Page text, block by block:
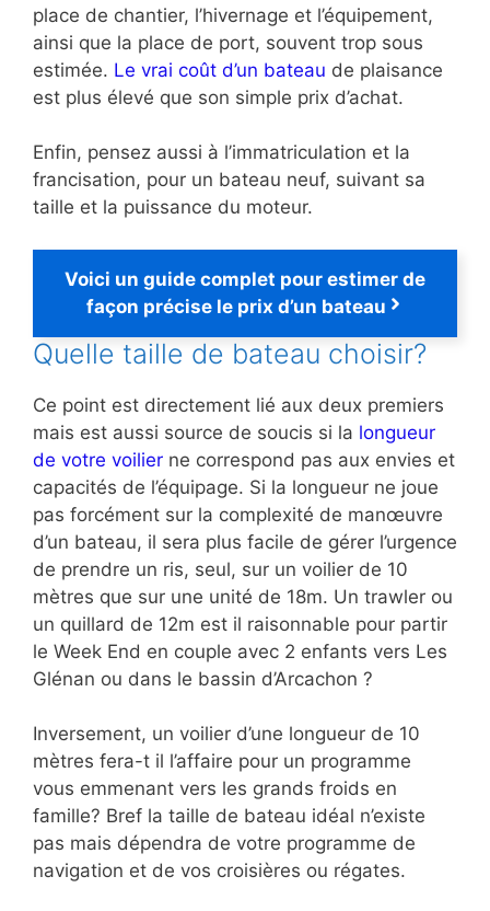
place de chantier, l’hivernage et l’équipement,
ainsi que la place de port, souvent trop sous
estimée. Le vrai coût d’un bateau de plaisance
est plus élevé que son simple prix d’achat.
Enfin, pensez aussi à l’immatriculation et la
francisation, pour un bateau neuf, suivant sa
taille et la puissance du moteur.
Voici un guide complet pour estimer de
façon précise le prix d’un bateau
Quelle taille de bateau choisir?
Ce point est directement lié aux deux premiers
mais est aussi source de soucis si la longueur
de votre voilier ne correspond pas aux envies et
capacités de l’équipage. Si la longueur ne joue
pas forcément sur la complexité de manœuvre
d’un bateau, il sera plus facile de gérer l’urgence
de prendre un ris, seul, sur un voilier de 10
mètres que sur une unité de 18m. Un trawler ou
un quillard de 12m est il raisonnable pour partir
le Week End en couple avec 2 enfants vers Les
Glénan ou dans le bassin d’Arcachon ?
Inversement, un voilier d’une longueur de 10
mètres fera-t il l’affaire pour un programme
vous emmenant vers les grands froids en
famille? Bref la taille de bateau idéal n’existe
pas mais dépendra de votre programme de
navigation et de vos croisières ou régates.